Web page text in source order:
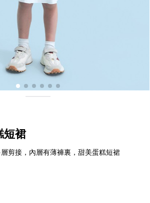
短裙
剪接，內層有薄褲裏，甜美蛋糕短裙